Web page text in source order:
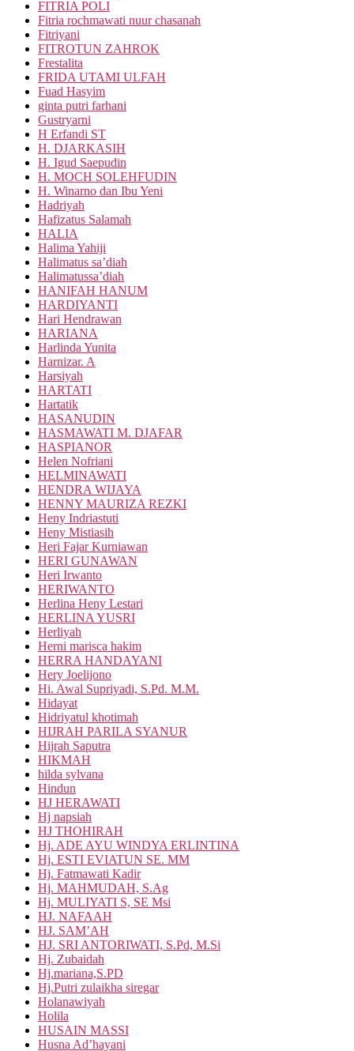
FITRIA POLI
Fitria rochmawati nuur chasanah
Fitriyani
FITROTUN ZAHROK
Frestalita
FRIDA UTAMI ULFAH
Fuad Hasyim
ginta putri farhani
Gustryarni
H Erfandi ST
H. DJARKASIH
H. Igud Saepudin
H. MOCH SOLEHFUDIN
H. Winarno dan Ibu Yeni
Hadriyah
Hafizatus Salamah
HALIA
Halima Yahiji
Halimatus sa’diah
Halimatussa’diah
HANIFAH HANUM
HARDIYANTI
Hari Hendrawan
HARIANA
Harlinda Yunita
Harnizar. A
Harsiyah
HARTATI
Hartatik
HASANUDIN
HASMAWATI M. DJAFAR
HASPIANOR
Helen Nofriani
HELMINAWATI
HENDRA WIJAYA
HENNY MAURIZA REZKI
Heny Indriastuti
Heny Mistiasih
Heri Fajar Kurniawan
HERI GUNAWAN
Heri Irwanto
HERIWANTO
Herlina Heny Lestari
HERLINA YUSRI
Herliyah
Herni marisca hakim
HERRA HANDAYANI
Hery Joelijono
Hi. Awal Supriyadi, S.Pd. M.M.
Hidayat
Hidriyatul khotimah
HIJRAH PARILA SYANUR
Hijrah Saputra
HIKMAH
hilda sylvana
Hindun
HJ HERAWATI
Hj napsiah
HJ THOHIRAH
Hj. ADE AYU WINDYA ERLINTINA
Hj. ESTI EVIATUN SE. MM
Hj. Fatmawati Kadir
Hj. MAHMUDAH, S.Ag
Hj. MULIYATI S, SE Msi
HJ. NAFAAH
HJ. SAM’AH
HJ. SRI ANTORIWATI, S.Pd, M.Si
Hj. Zubaidah
Hj.mariana,S.PD
Hj.Putri zulaikha siregar
Holanawiyah
Holila
HUSAIN MASSI
Husna Ad’hayani